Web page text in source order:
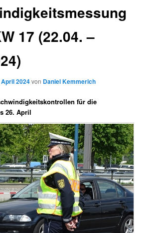
17 (22.04. –
2024von Daniel Kemmerich
für die
26. April